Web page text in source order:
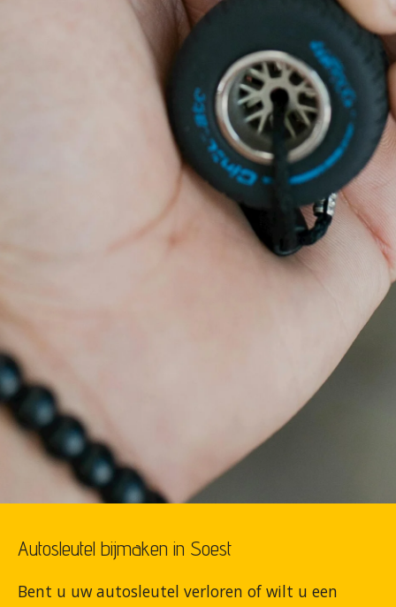
Autosleutel bijmaken in Soest
Bent u uw autosleutel verloren of wilt u een